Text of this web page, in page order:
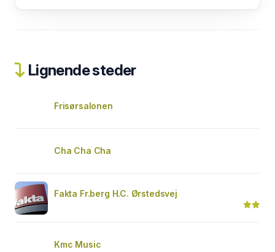
Lignende steder
Frisørsalonen
Cha Cha Cha
Fakta Fr.berg H.C. Ørstedsvej
Kmc Music